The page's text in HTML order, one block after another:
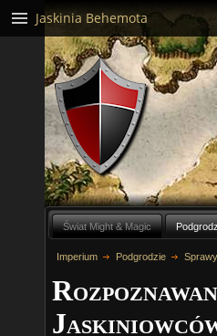
Świat Might & Magic
Imperium Podgrodzie
Jaskinia Behemota